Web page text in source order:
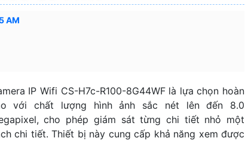
AM
IP Wifi CS-H7c-R100-8G44WF là lựa chọn hoàn
với chất lượng hình ảnh sắc nét lên đến 8.0
cho phép giám sát từng chi tiết nhỏ một
chi tiết. Thiết bị này cung cấp khả năng xem được